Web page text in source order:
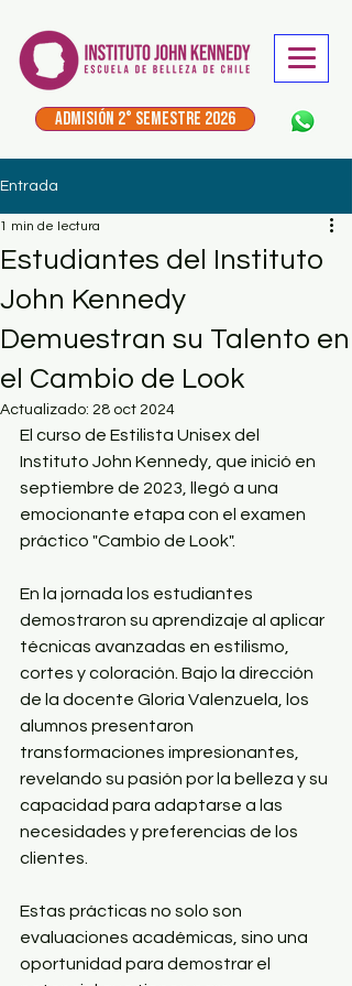
ADMISIÓN 2° Semestre 2026
Entrada
Estudiantes del Instituto
John Kennedy
Demuestran su Talento en
el Cambio de Look
1 min de lectura
Actualizado: 28 oct 2024
El curso de Estilista Unisex del
Instituto John Kennedy, que inició en
septiembre de 2023, llegó a una
emocionante etapa con el examen
práctico "Cambio de Look".
En la jornada los estudiantes
demostraron su aprendizaje al aplicar
técnicas avanzadas en estilismo,
cortes y coloración. Bajo la dirección
de la docente Gloria Valenzuela, los
alumnos presentaron
transformaciones impresionantes,
revelando su pasión por la belleza y su
capacidad para adaptarse a las
necesidades y preferencias de los
clientes.
Estas prácticas no solo son
evaluaciones académicas, sino una
oportunidad para demostrar el